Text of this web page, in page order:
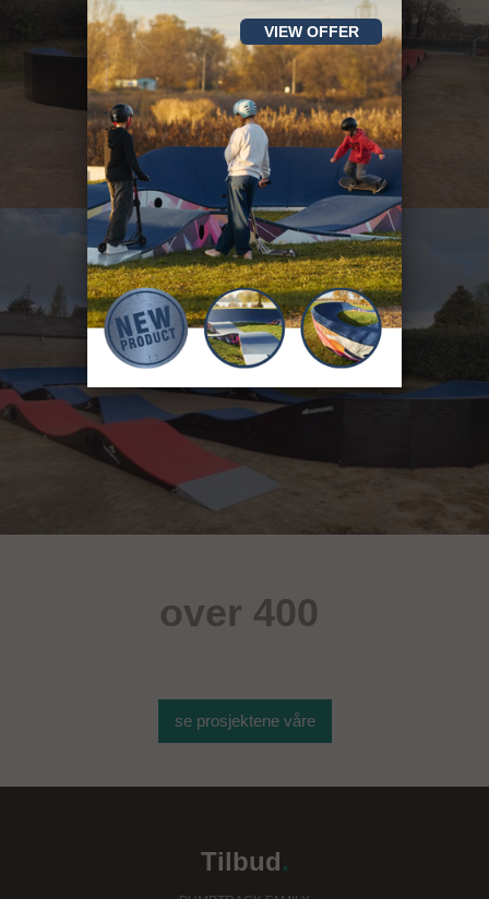
over 400
se prosjektene våre
Tilbud.
VIEW OFFER